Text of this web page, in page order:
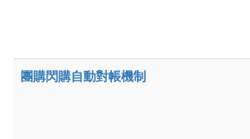
團購閃購自動對帳機制